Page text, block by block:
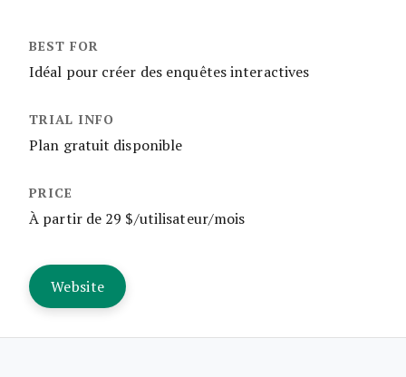
Idéal pour créer des enquêtes interactives
Plan gratuit disponible
À partir de 29 $/utilisateur/mois
Website